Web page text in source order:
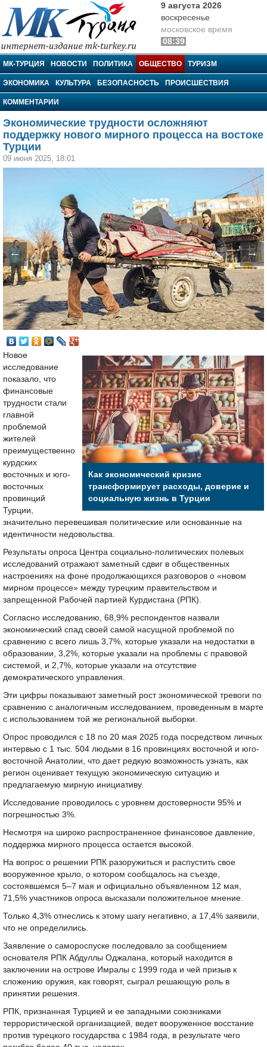
МК-Турция
9 августа 2026
воскресенье
московское время
08:39
МК-ТУРЦИЯ НОВОСТИ ПОЛИТИКА ОБЩЕСТВО ТУРИЗМ
ЭКОНОМИКА КУЛЬТУРА БЕЗОПАСНОСТЬ ПРОИСШЕСТВИЯ
КОММЕНТАРИИ
Экономические трудности осложняют
поддержку нового мирного процесса на востоке
Турции
09 июня 2025, 18:01
← →
Как экономический кризис
трансформирует расходы, доверие и
социальную жизнь в Турции
Новое
исследование
показало, что
финансовые
трудности стали
главной
проблемой
жителей
преимущественно
курдских
восточных и юго-
восточных
провинций
Турции,
значительно перевешивая политические или основанные на
идентичности недовольства.
Результаты опроса Центра социально-политических полевых
исследований отражают заметный сдвиг в общественных
настроениях на фоне продолжающихся разговоров о «новом
мирном процессе» между турецким правительством и
запрещенной Рабочей партией Курдистана (РПК).
Согласно исследованию, 68,9% респондентов назвали
экономический спад своей самой насущной проблемой по
сравнению с всего лишь 3,7%, которые указали на недостатки в
образовании, 3,2%, которые указали на проблемы с правовой
системой, и 2,7%, которые указали на отсутствие
демократического управления.
Эти цифры показывают заметный рост экономической тревоги по
сравнению с аналогичным исследованием, проведенным в марте
с использованием той же региональной выборки.
Опрос проводился с 18 по 20 мая 2025 года посредством личных
интервью с 1 тыс. 504 людьми в 16 провинциях восточной и юго-
восточной Анатолии, что дает редкую возможность узнать, как
регион оценивает текущую экономическую ситуацию и
предлагаемую мирную инициативу.
Исследование проводилось с уровнем достоверности 95% и
погрешностью 3%.
Несмотря на широко распространенное финансовое давление,
поддержка мирного процесса остается высокой.
На вопрос о решении РПК разоружиться и распустить свое
вооруженное крыло, о котором сообщалось на съезде,
состоявшемся 5–7 мая и официально объявленном 12 мая,
71,5% участников опроса высказали положительное мнение.
Только 4,3% отнеслись к этому шагу негативно, а 17,4% заявили,
что не определились.
Заявление о самороспуске последовало за сообщением
основателя РПК Абдуллы Оджалана, который находится в
заключении на острове Имралы с 1999 года и чей призыв к
сложению оружия, как говорят, сыграл решающую роль в
принятии решения.
РПК, признанная Турцией и ее западными союзниками
террористической организацией, ведет вооруженное восстание
против турецкого государства с 1984 года, в результате чего